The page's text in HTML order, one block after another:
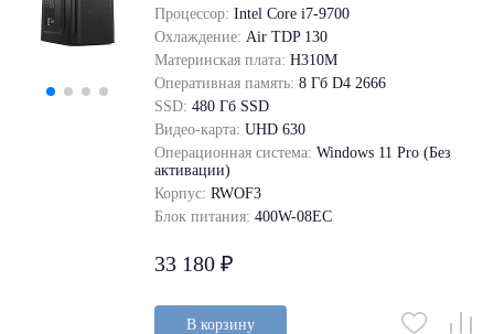
Процессор: Intel Core i7-9700
Охлаждение: Air TDP 130
Материнская плата: H310M
Оперативная память: 8 Гб D4 2666
SSD: 480 Гб SSD
Видео-карта: UHD 630
Операционная система: Windows 11 Pro (Без
активации)
Корпус: RWOF3
Блок питания: 400W-08EC
33 180 ₽
В корзину